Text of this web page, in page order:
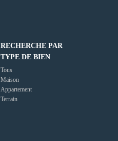
RECHERCHE PAR
TYPE DE BIEN
Tous
Maison
Appartement
Terrain